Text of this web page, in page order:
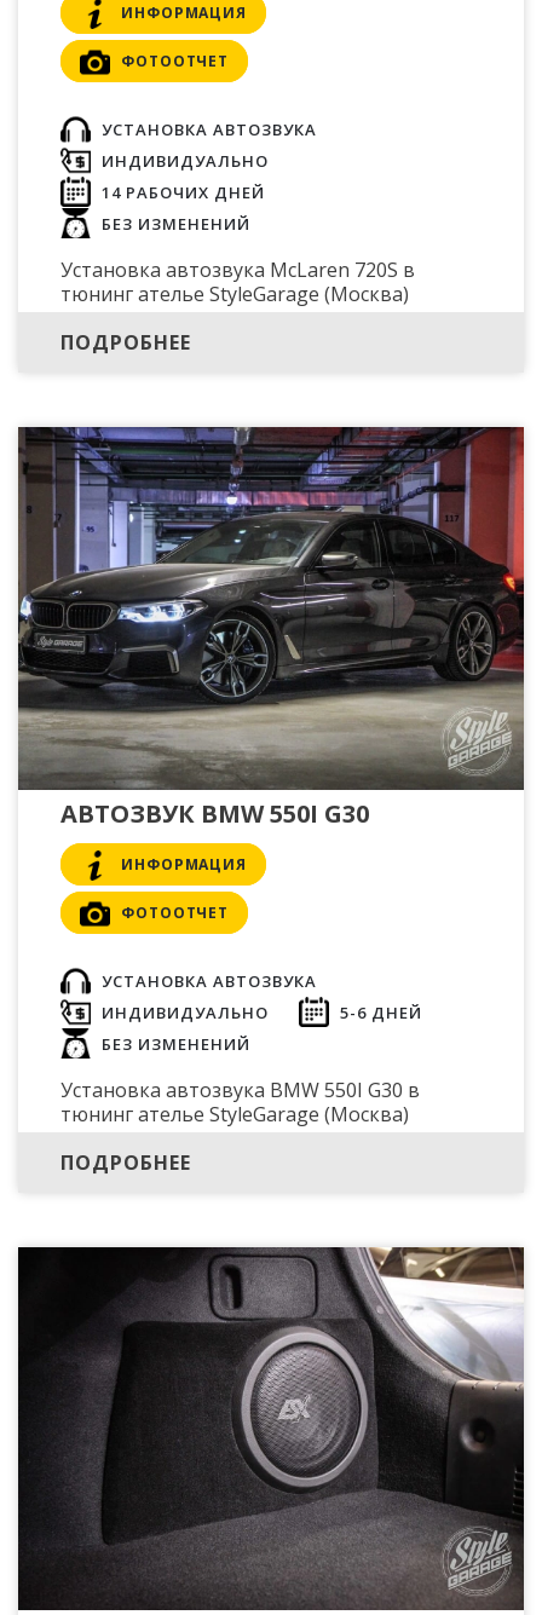
ИНФОРМАЦИЯ
ФОТООТЧЕТ
УСТАНОВКА АВТОЗВУКА
ИНДИВИДУАЛЬНО
14 РАБОЧИХ ДНЕЙ
БЕЗ ИЗМЕНЕНИЙ
Установка автозвука McLaren 720S в
тюнинг ателье StyleGarage (Москва)
ПОДРОБНЕЕ
АВТОЗВУК BMW 550I G30
ИНФОРМАЦИЯ
ФОТООТЧЕТ
УСТАНОВКА АВТОЗВУКА
ИНДИВИДУАЛЬНО
5-6 ДНЕЙ
БЕЗ ИЗМЕНЕНИЙ
Установка автозвука BMW 550I G30 в
тюнинг ателье StyleGarage (Москва)
ПОДРОБНЕЕ